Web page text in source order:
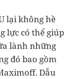
lại không hề
lực có thể giúp
lành những
đó bao gồm
Dẫu